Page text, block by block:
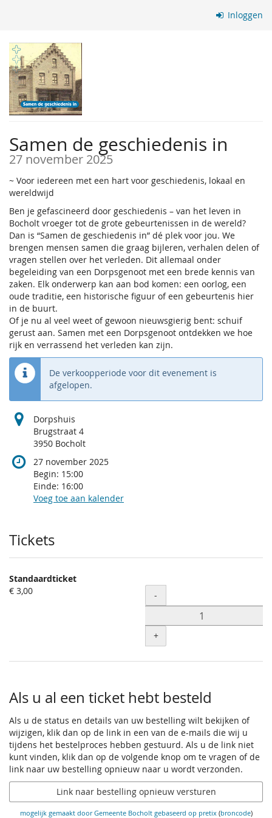
Inloggen
Samen de geschiedenis in
27 november 2025
~ Voor iedereen met een hart voor geschiedenis, lokaal en
wereldwijd
Ben je gefascineerd door geschiedenis – van het leven in
Bocholt vroeger tot de grote gebeurtenissen in de wereld?
Dan is “Samen de geschiedenis in” dé plek voor jou. We
brengen mensen samen die graag bijleren, verhalen delen of
vragen stellen over het verleden. Dit allemaal onder
begeleiding van een Dorpsgenoot met een brede kennis van
zaken. Elk onderwerp kan aan bod komen: een oorlog, een
oude traditie, een historische figuur of een gebeurtenis hier
in de buurt.
Of je nu al veel weet of gewoon nieuwsgierig bent: schuif
gerust aan. Samen met een Dorpsgenoot ontdekken we hoe
rijk en verrassend het verleden kan zijn.
De verkoopperiode voor dit evenement is
afgelopen.
Dorpshuis
Brugstraat 4
3950 Bocholt
27 november 2025
Begin: 15:00
Einde: 16:00
Voeg toe aan kalender
Producten
Tickets
Standaardticket
€ 3,00
Hoeveelheid
-
+
Als u al een ticket hebt besteld
Als u de status en details van uw bestelling wilt bekijken of
wijzigen, klik dan op de link in een van de e-mails die wij u
tijdens het bestelproces hebben gestuurd. Als u de link niet
kunt vinden, klik dan op de volgende knop om te vragen of de
link naar uw bestelling opnieuw naar u wordt verzonden.
Link naar bestelling opnieuw versturen
mogelijk gemaakt door Gemeente Bocholt gebaseerd op pretix(broncode)